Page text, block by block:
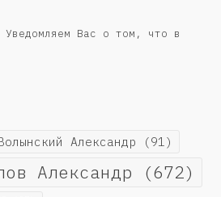
Уведомляем Вас о том, что в
Александр (91)
Александр (672)